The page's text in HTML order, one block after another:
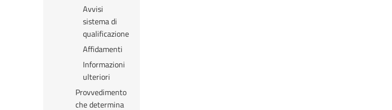
Avvisi
sistema di
qualificazione
Affidamenti
Informazioni
ulteriori
Provvedimento
che determina